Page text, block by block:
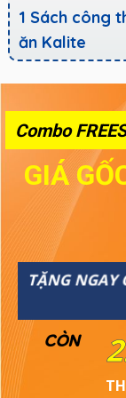
1 Sách công
ăn Kalite
GIÁ
Combo
TẶNG NGAY
CÒN